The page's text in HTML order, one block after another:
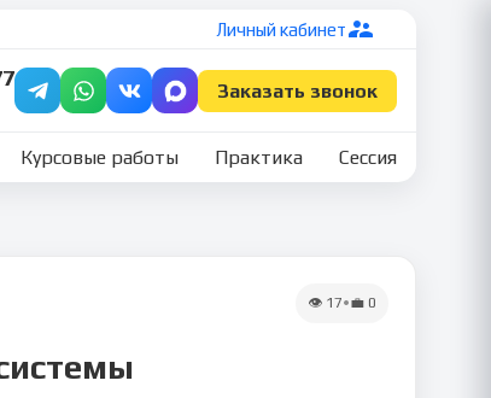
Личный кабинет
Заказать звонок
Курсовые работы Практика Сессия
👁 17•💼 0